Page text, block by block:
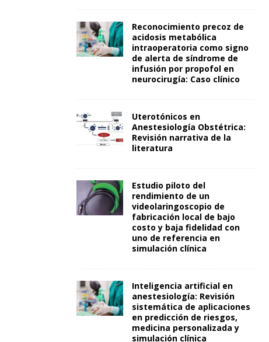
Reconocimiento precoz de
acidosis metabólica
intraoperatoria como signo
de alerta de síndrome de
infusión por propofol en
neurocirugía: Caso clínico
Uterotónicos en
Anestesiología Obstétrica:
Revisión narrativa de la
literatura
Estudio piloto del
rendimiento de un
videolaringoscopio de
fabricación local de bajo
costo y baja fidelidad con
uno de referencia en
simulación clínica
Inteligencia artificial en
anestesiología: Revisión
sistemática de aplicaciones
en predicción de riesgos,
medicina personalizada y
simulación clínica